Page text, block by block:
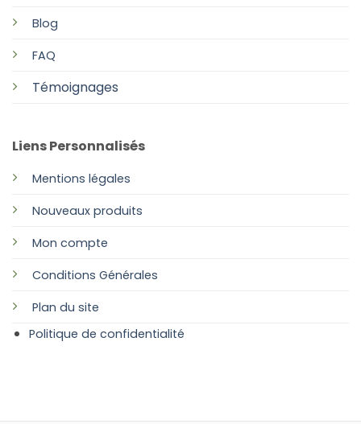
Blog
FAQ
Témoignages
Liens Personnalisés
Mentions légales
Nouveaux produits
Mon compte
Conditions Générales
Plan du site
Politique de confidentialité